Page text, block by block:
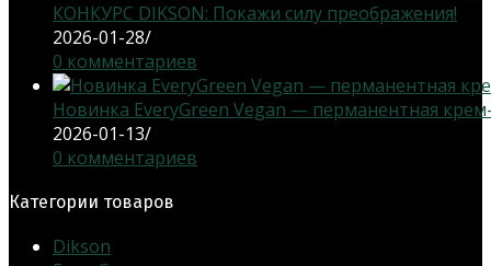
КОНКУРС DIKSON: Покажи силу преображения!
2026-01-28/
0 комментариев
Новинка EveryGreen Vegan — перманентная
2026-01-13/
0 комментариев
Категории товаров
Dikson